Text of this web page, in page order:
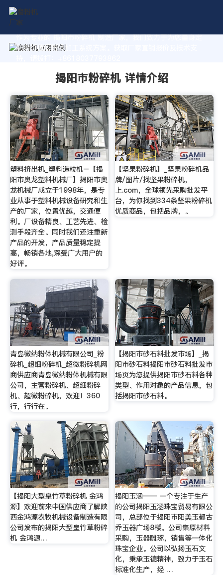
作为专业的 揭阳市粉碎机 制造厂家，我们致力于为您量身定
制高价值的粉体加工系统方案。获取厂家直销报价及技术支
揭阳市粉碎机 详情介绍
塑料挤出机_塑料造粒机–【揭
阳市奥龙塑料机械厂】揭阳市奥
龙机械厂成立于1998年，是专
业从事于塑料机械设备研究和生
产的厂家，位置优越，交通便
利。厂设备精良、工艺先进、检
测手段齐全。同时我们还注重新
产品的开发，产品质量稳定提
高，畅销各地,深受广大用户的
好评。
【坚果粉碎机】_坚果粉碎机品
牌/图片/找坚果粉碎机，
上.com，全球领先采购批发平
台，为你找到334条坚果粉碎机
优质商品，包括品牌，。
青岛微纳粉体机械有限公司_粉
碎机_超细粉碎机_超微粉碎机网
商供应商青岛微纳粉体机械有限
公司，主营粉碎机、超细粉碎
机、超微粉碎机，欢迎！360
行，行行在。
【揭阳市砂石料批发市场】_揭
阳市砂石料揭阳市砂石料批发市
场页为您提供揭阳市砂石料各种
类型、作用对象的产品信息，包
括揭阳市砂石料。
【揭阳大型皇竹草粉碎机 金鸿
源】欢迎前来中国供应商了解陕
西金鸿源农牧机械设备制造有限
公司发布的揭阳大型皇竹草粉碎
机 金鸿源…
揭阳玉涵—— 一个专注于生产
的公司揭阳玉涵珠宝贸易有限公
司，总部位于揭阳市阳美玉都古
乔玉器广场8楼。公司集原材料
采购，玉器雕琢，销售等一体化
珠宝企业。公司以弘扬玉石文
化，秉承玉德精神，致力于玉石
标准化生产，经 …